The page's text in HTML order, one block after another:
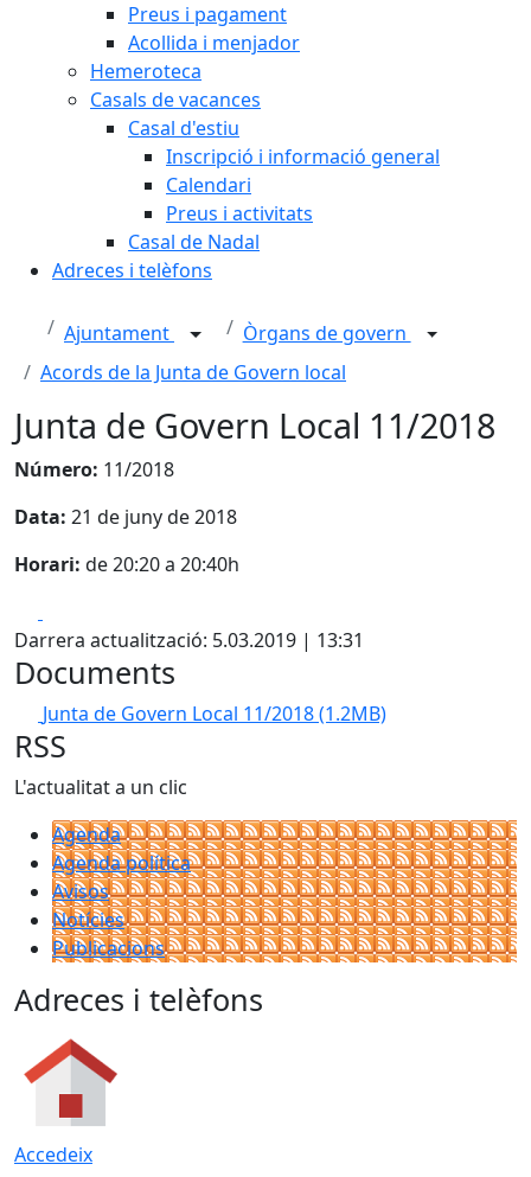
Preus i pagament
Acollida i menjador
Hemeroteca
Casals de vacances
Casal d'estiu
Inscripció i informació general
Calendari
Preus i activitats
Casal de Nadal
Adreces i telèfons
Ajuntament
Òrgans de govern
Acords de la Junta de Govern local
Junta de Govern Local 11/2018
Número: 11/2018
Data: 21 de juny de 2018
Horari: de 20:20 a 20:40h
Darrera actualització: 5.03.2019 | 13:31
Documents
Junta de Govern Local 11/2018(1.2MB)
RSS
L'actualitat a un clic
Agenda
Agenda política
Avisos
Notícies
Publicacions
Adreces i telèfons
Accedeix